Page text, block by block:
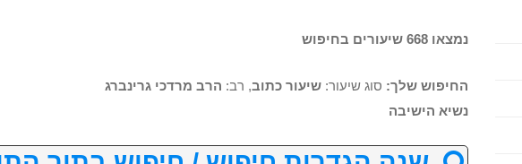
נמצאו 668 שיעורים בחיפוש
החיפוש שלך: סוג שיעור: שיעור כתוב, רב: הרב מרדכי גרינברג
נשיא הישיבה